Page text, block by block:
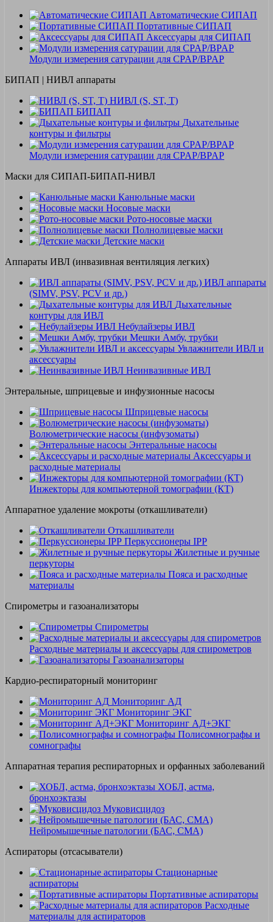
Автоматические СИПАП
Портативные СИПАП
Аксессуары для СИПАП
Модули измерения сатурации для CPAP/BPAP
БИПАП | НИВЛ аппараты
НИВЛ (S, ST, T)
БИПАП
Дыхательные
контуры и фильтры
Модули измерения сатурации для CPAP/BPAP
Маски для СИПАП-БИПАП-НИВЛ
Канюльные маски
Носовые маски
Рото-носовые маски
Полнолицевые маски
Детские маски
Аппараты ИВЛ (инвазивная вентиляция легких)
ИВЛ аппараты
(SIMV, PSV, PCV и др.)
Дыхательные
контуры для ИВЛ
Небулайзеры ИВЛ
Мешки Амбу, трубки
Увлажнители ИВЛ и
аксессуары
Неинвазивные ИВЛ
Энтеральные, шприцевые и инфузионные насосы
Шприцевые насосы
Волюметрические насосы (инфузоматы)
Энтеральные насосы
Аксессуары и
расходные материалы
Инжекторы для компьютерной томографии (КТ)
Аппаратное удаление мокроты (откашливатели)
Откашливатели
Перкуссионеры IPP
Жилетные и ручные
перкуторы
Пояса и расходные
материалы
Спирометры и газоанализаторы
Спирометры
Расходные материалы и аксессуары для спирометров
Газоанализаторы
Кардио-респираторный мониторинг
Мониторинг АД
Мониторинг ЭКГ
Мониторинг АД+ЭКГ
Полисомнографы и
сомнографы
Аппаратная терапия респираторных и орфанных заболеваний
ХОБЛ, астма,
бронхоэктазы
Муковисцидоз
Нейромышечные патологии (БАС, СМА)
Аспираторы (отсасыватели)
Стационарные
аспираторы
Портативные аспираторы
Расходные
материалы для аспираторов